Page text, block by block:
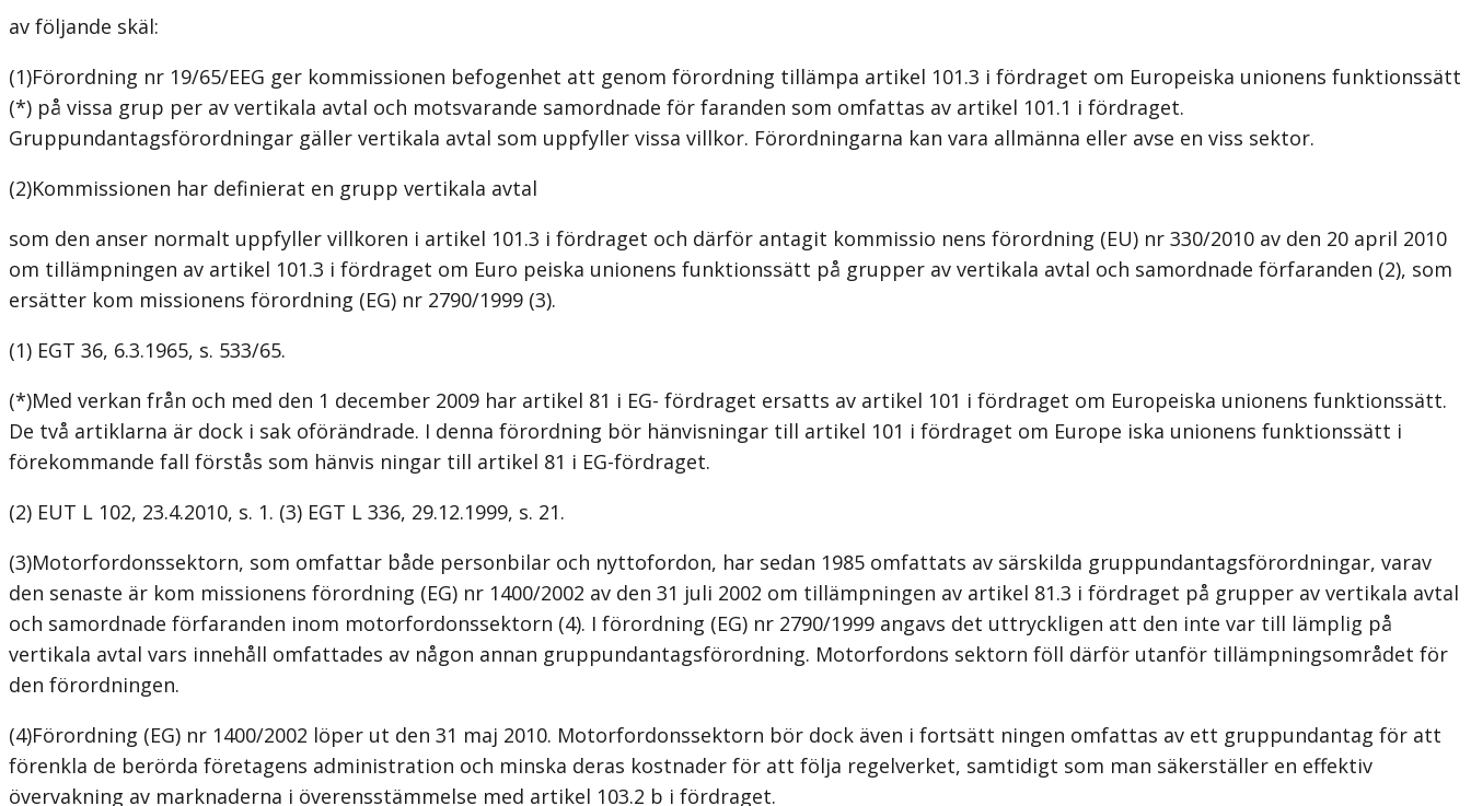
av följande skäl:
(1)Förordning nr 19/65/EEG ger kommissionen befogenhet att genom förordning tillämpa artikel 101.3 i fördraget om Europeiska unionens funktionssätt
(*) på vissa grup­ per av vertikala avtal och motsvarande samordnade för­ faranden som omfattas av artikel 101.1 i fördraget.
Gruppundantagsförordningar gäller vertikala avtal som uppfyller vissa villkor. Förordningarna kan vara allmänna eller avse en viss sektor.
(2)Kommissionen har definierat en grupp vertikala avtal
som den anser normalt uppfyller villkoren i artikel 101.3 i fördraget och därför antagit kommissio­ nens förordning (EU) nr 330/2010 av den 20 april 2010
om tillämpningen av artikel 101.3 i fördraget om Euro­ peiska unionens funktionssätt på grupper av vertikala avtal och samordnade förfaranden (2), som
ersätter kom­ missionens förordning (EG) nr 2790/1999 (3).
(1) EGT 36, 6.3.1965, s. 533/65.
(*)Med verkan från och med den 1 december 2009 har artikel 81 i EG- fördraget ersatts av artikel 101 i fördraget om Europeiska unionens funktionssätt.
De två artiklarna är dock i sak oförändrade. I denna förordning bör hänvisningar till artikel 101 i fördraget om Europe­ iska unionens funktionssätt i
förekommande fall förstås som hänvis­ ningar till artikel 81 i EG-fördraget.
(2) EUT L 102, 23.4.2010, s. 1. (3) EGT L 336, 29.12.1999, s. 21.
(3)Motorfordonssektorn, som omfattar både personbilar och nyttofordon, har sedan 1985 omfattats av särskilda gruppundantagsförordningar, varav
den senaste är kom­ missionens förordning (EG) nr 1400/2002 av den 31 juli 2002 om tillämpningen av artikel 81.3 i fördraget på grupper av vertikala avtal
och samordnade förfaranden inom motorfordonssektorn (4). I förordning (EG) nr 2790/1999 angavs det uttryckligen att den inte var till­ lämplig på
vertikala avtal vars innehåll omfattades av någon annan gruppundantagsförordning. Motorfordons­ sektorn föll därför utanför tillämpningsområdet för
den förordningen.
(4)Förordning (EG) nr 1400/2002 löper ut den 31 maj 2010. Motorfordonssektorn bör dock även i fortsätt­ ningen omfattas av ett gruppundantag för att
förenkla de berörda företagens administration och minska deras kostnader för att följa regelverket, samtidigt som man säkerställer en effektiv
övervakning av marknaderna i överensstämmelse med artikel 103.2 b i fördraget.